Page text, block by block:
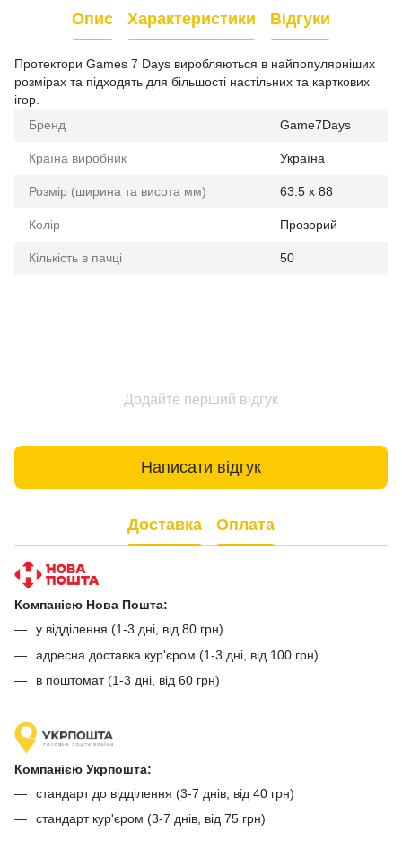
Опис Характеристики Відгуки
Протектори Games 7 Days виробляються в найпопулярніших
розмірах та підходять для більшості настільних та карткових
ігор.
Бренд
Game7Days
Країна виробник Україна
Розмір (ширина та висота мм) 63.5 х 88
Колір Прозорий
Кількість в пачці 50
Додайте перший відгук
Написати відгук
Доставка Оплата
Компанією Нова Пошта:
у відділення (1-3 дні, від 80 грн)
адресна доставка кур'єром (1-3 дні, від 100 грн)
в поштомат (1-3 дні, від 60 грн)
Компанією Укрпошта:
стандарт до відділення (3-7 днів, від 40 грн)
стандарт кур'єром (3-7 днів, від 75 грн)